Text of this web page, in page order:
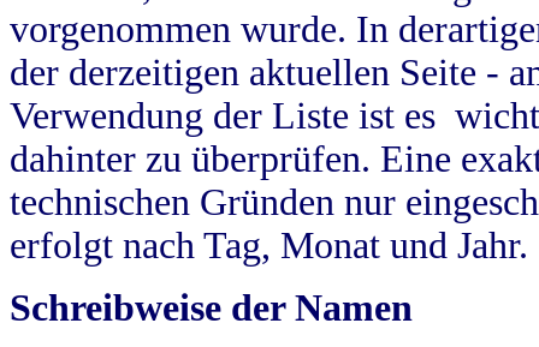
vorgenommen wurde. In
der derzeitigen aktuellen Seite -
Verwendung der Liste ist es
dahinter zu überprüfen. Eine
technischen Gründen nur
erfolgt nach Tag, Monat und Jahr.
Schreibweise der Namen